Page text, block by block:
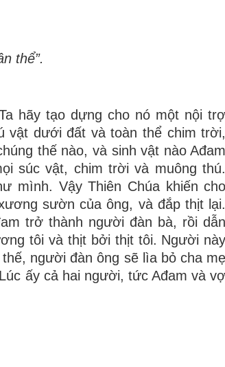
thể”.
hãy tạo dựng cho nó một nội trợ
vật dưới đất và toàn thể chim trời,
thế nào, và sinh vật nào Ađam
súc vật, chim trời và muông thú.
mình. Vậy Thiên Chúa khiến cho
sườn của ông, và đắp thịt lại.
trở thành người đàn bà, rồi dẫn
tôi và thịt bởi thịt tôi. Người này
người đàn ông sẽ lìa bỏ cha mẹ
ấy cả hai người, tức Ađam và vợ